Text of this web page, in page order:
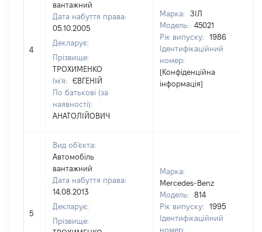
4
вантажний
Дата набуття права:
05.10.2005
Декларує:
Прізвище:
ТРОХИМЕНКО
Ім'я:
ЄВГЕНІЙ
По батькові (за
наявності):
АНАТОЛІЙОВИЧ
Марка:
ЗІЛ
Модель:
45021
Рік випуску:
1986
Ідентифікаційний
номер:
[Конфіденційна
інформація]
5
Вид об'єкта:
Автомобіль
вантажний
Дата набуття права:
14.08.2013
Декларує:
Прізвище:
Марка:
Mercedes-Benz
Модель:
814
Рік випуску:
1995
Ідентифікаційний
номер: